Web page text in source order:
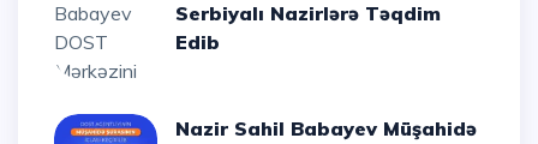
Serbiyalı Nazirlərə Təqdim
Edib
Nazir Sahil Babayev Müşahidə